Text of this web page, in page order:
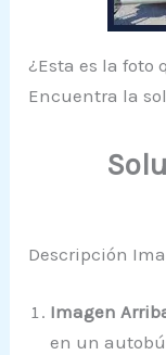
¿Esta es la foto
Encuentra la
Descripción
Imagen
en un